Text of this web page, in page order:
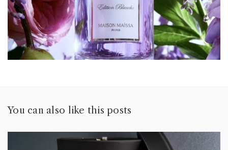
You can also like this posts